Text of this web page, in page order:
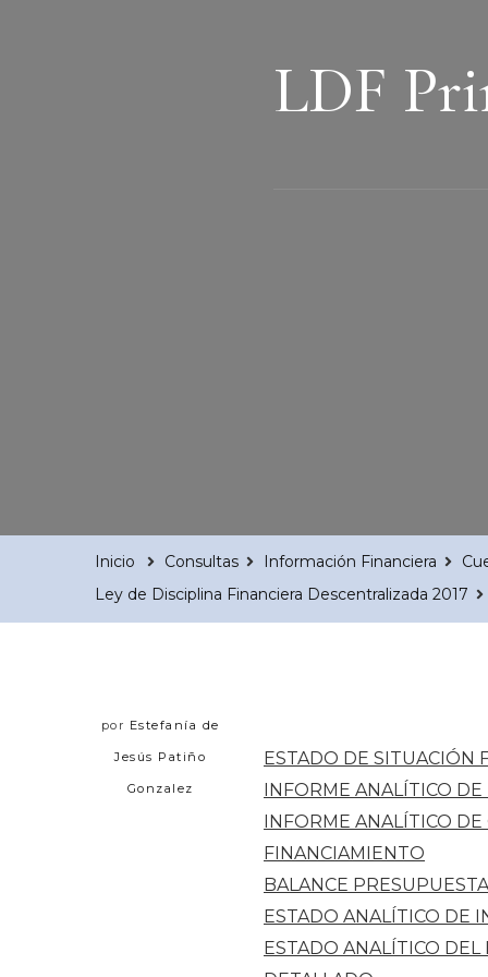
LDF
Inicio Consultas Información Financiera
Ley de Disciplina Financiera Descentralizada 2017
por Estefanía de
Jesús Patiño
Gonzalez
ESTADO DE SITUACIÓN
INFORME ANALÍTICO
INFORME ANALÍTICO
FINANCIAMIENTO
BALANCE
ESTADO ANALÍTICO DE
ESTADO ANALÍTICO